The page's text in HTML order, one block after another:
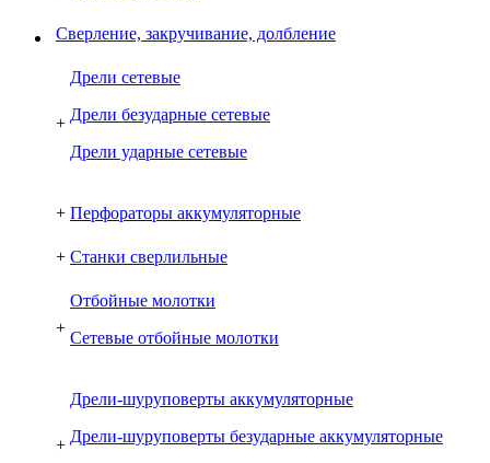
Сверление, закручивание, долбление
+
Дрели сетевые
Дрели безударные сетевые
Дрели ударные сетевые
+ Перфораторы аккумуляторные
+ Станки сверлильные
+
Отбойные молотки
Сетевые отбойные молотки
+
Дрели-шуруповерты аккумуляторные
Дрели-шуруповерты безударные аккумуляторные